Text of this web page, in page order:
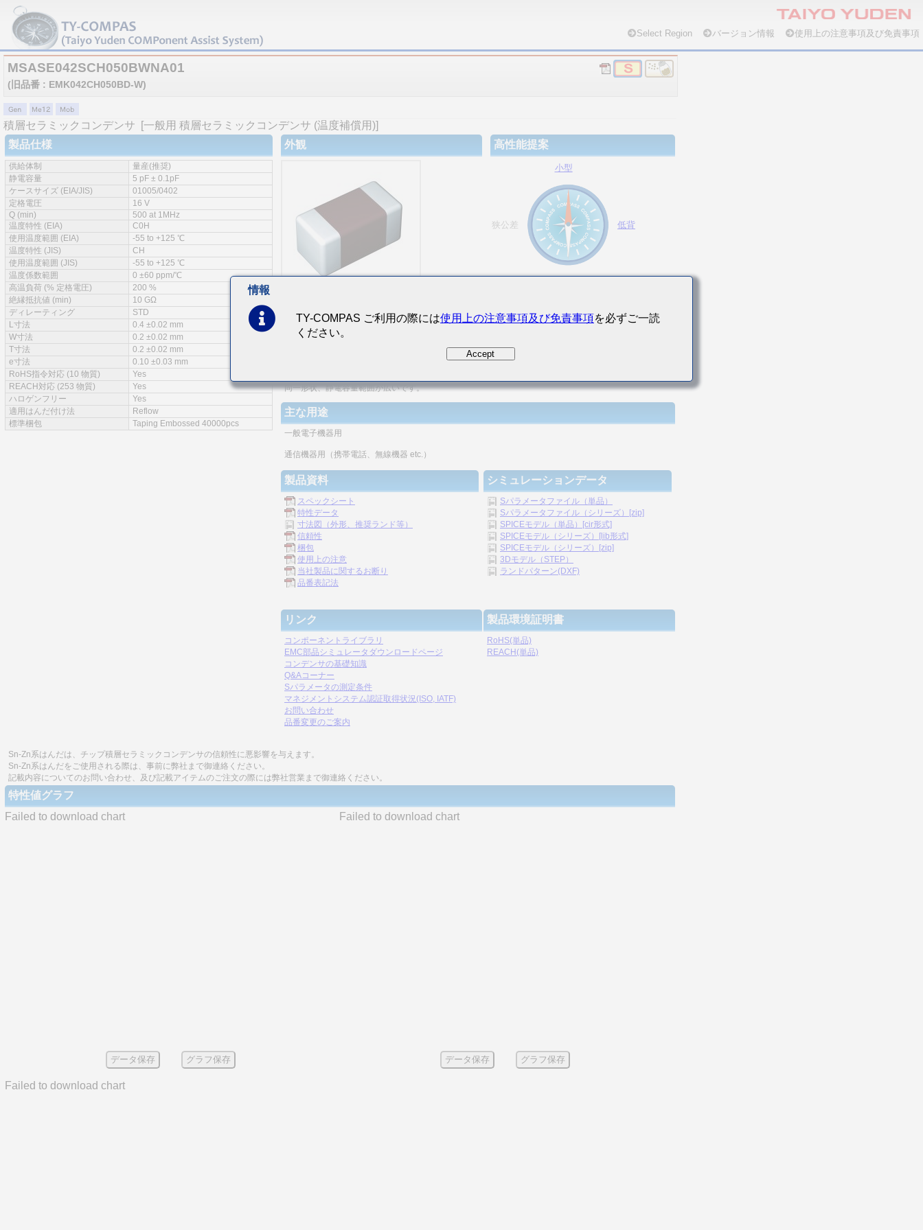
Select Region バージョン情報 使用上の注意事項及び免責事項
MSASE042SCH050BWNA01
(旧品番 : EMK042CH050BD-W)
積層セラミックコンデンサ
[一般用 積層セラミックコンデンサ (温度補償用)]
製品仕様
供給体制
量産(推奨)
静電容量
5 pF ± 0.1pF
ケースサイズ (EIA/JIS)
01005/0402
定格電圧
16 V
Q (min)
500 at 1MHz
温度特性 (EIA)
C0H
使用温度範囲 (EIA)
-55 to +125 ℃
温度特性 (JIS)
CH
使用温度範囲 (JIS)
-55 to +125 ℃
温度係数範囲
0 ±60 ppm/℃
高温負荷 (% 定格電圧)
200 %
絶縁抵抗値 (min)
10 GΩ
ディレーティング
STD
L寸法
0.4 ±0.02 mm
W寸法
0.2 ±0.02 mm
T寸法
0.2 ±0.02 mm
e寸法
0.10 ±0.03 mm
RoHS指令対応 (10 物質)
Yes
REACH対応 (253 物質)
Yes
ハロゲンフリー
Yes
適用はんだ付け法
Reflow
標準梱包
Taping Embossed 40000pcs
外観 高性能提案
小型
狭公差 低背
特徴
同一形状、静電容量範囲が広いです。
主な用途
一般電子機器用
通信機器用（携帯電話、無線機器 etc.）
製品資料
スペックシート
特性データ
寸法図（外形、推奨ランド等）
信頼性
梱包
使用上の注意
当社製品に関するお断り
品番表記法
シミュレーションデータ
Sパラメータファイル（単品）
Sパラメータファイル（シリーズ）[zip]
SPICEモデル（単品）[cir形式]
SPICEモデル（シリーズ）[lib形式]
SPICEモデル（シリーズ）[zip]
3Dモデル（STEP）
ランドパターン(DXF)
リンク
コンポーネントライブラリ
EMC部品シミュレータダウンロードページ
コンデンサの基礎知識
Q&Aコーナー
Sパラメータの測定条件
マネジメントシステム認証取得状況(ISO, IATF)
お問い合わせ
品番変更のご案内
製品環境証明書
RoHS(単品)
REACH(単品)
Sn-Zn系はんだは、チップ積層セラミックコンデンサの信頼性に悪影響を与えます。
Sn-Zn系はんだをご使用される際は、事前に弊社まで御連絡ください。
記載内容についてのお問い合わせ、及び記載アイテムのご注文の際には弊社営業まで御連絡ください。
特性値グラフ
Failed to download chart
データ保存 グラフ保存
Failed to download chart
データ保存 グラフ保存
Failed to download chart
情報
TY-COMPAS ご利用の際には使用上の注意事項及び免責事項を必ずご一読
ください。
Accept